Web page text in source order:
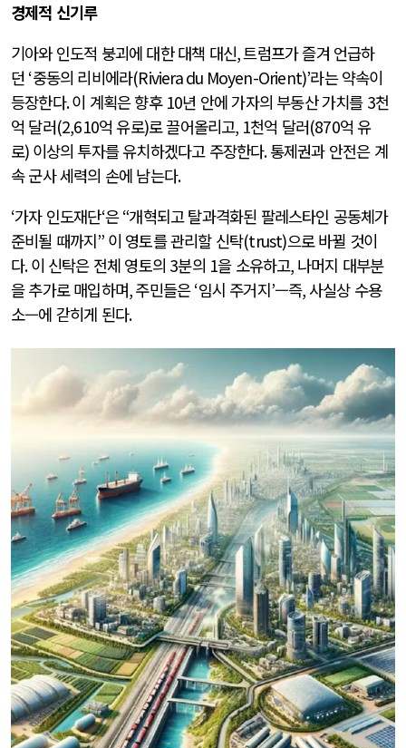
경제적 신기루
기아와 인도적 붕괴에 대한 대책 대신,트럼프가 즐겨 언급하
던 ‘중동의 리비에라(Riviera du Moyen-Orient)’라는 약속이
등장한다.이 계획은 향후 10년 안에 가자의 부동산 가치를 3천
억 달러(2,610억 유로)로 끌어올리고, 1천억 달러(870억 유
로) 이상의 투자를 유치하겠다고 주장한다.통제권과 안전은 계
속 군사 세력의 손에 남는다.
‘가자 인도재단‘은“개혁되고 탈과격화된 팔레스타인 공동체가
준비될 때까지” 이 영토를 관리할 신탁(trust)으로 바뀔 것이
다.이 신탁은 전체 영토의 3분의 1을 소유하고, 나머지 대부분
을 추가로 매입하며,주민들은‘임시 주거지’—즉,사실상 수용
소—에 갇히게 된다.